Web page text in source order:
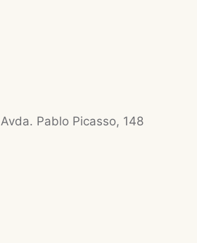
Avda. Pablo Picasso, 148